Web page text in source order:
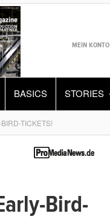
MEIN KONTO
BASICS STORIES
TICKETS!
Bird-